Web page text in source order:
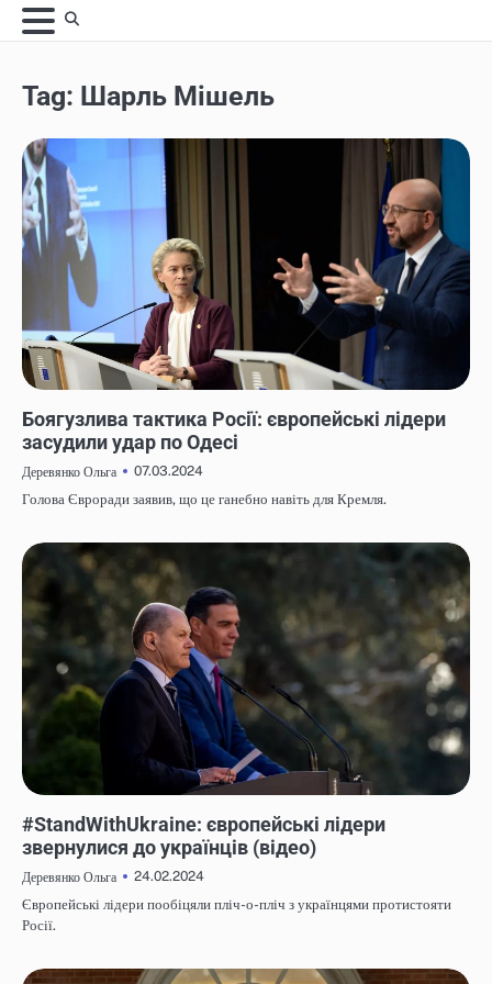
Skip
to
Tag: Шарль Мішель
Боягузлива тактика Росії: європейські лідери
засудили удар по Одесі
Деревянко Ольга
07.03.2024
Голова Євроради заявив, що це ганебно навіть для Кремля.
#StandWithUkraine: європейські лідери
звернулися до українців (відео)
Деревянко Ольга
24.02.2024
Європейські лідери пообіцяли пліч-о-пліч з українцями протистояти
Росії.